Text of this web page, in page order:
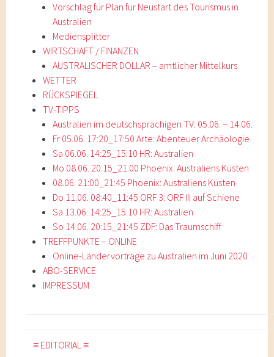
Vorschlag für Plan für Neustart des Tourismus in
Australien
Mediensplitter
WIRTSCHAFT / FINANZEN
AUSTRALISCHER DOLLAR – amtlicher Mittelkurs
WETTER
RÜCKSPIEGEL
TV-TIPPS
Australien im deutschsprachigen TV: 05.06. – 14.06.
Fr 05.06. 17:20_17:50 Arte: Abenteuer Archäologie
Sa 06.06. 14:25_15:10 HR: Australien
Mo 08.06. 20:15_21:00 Phoenix: Australiens Küsten
08.06. 21:00_21:45 Phoenix: Australiens Küsten
Do 11.06. 08:40_11:45 ORF 3: ORF III auf Schiene
Sa 13.06. 14:25_15:10 HR: Australien
So 14.06. 20:15_21:45 ZDF: Das Traumschiff
TREFFPUNKTE – ONLINE
Online-Ländervorträge zu Australien im Juni 2020
ABO-SERVICE
IMPRESSUM
≡ EDITORIAL ≡